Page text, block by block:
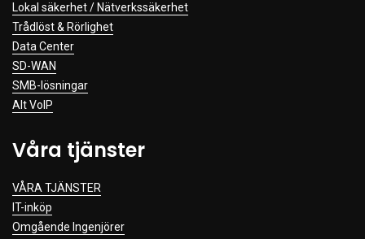
Lokal säkerhet / Nätverkssäkerhet
Trådlöst & Rörlighet
Data Center
SD-WAN
SMB-lösningar
Alt VoIP
Våra tjänster
VÅRA TJÄNSTER
IT-inköp
Omgående Ingenjörer